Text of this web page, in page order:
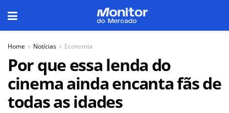
Home Notícias Economia
Por que essa lenda do
cinema ainda encanta fãs de
todas as idades